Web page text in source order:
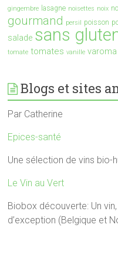
gingembre lasagne noisettes noix
gourmand persil poisson
salade sans
tomate tomates vanille varoma
Blogs et sites
Par Catherine
Epices-santé
Une sélection de vins bio-
Le Vin au Vert
Biobox découverte: Un
d’exception (Belgique et